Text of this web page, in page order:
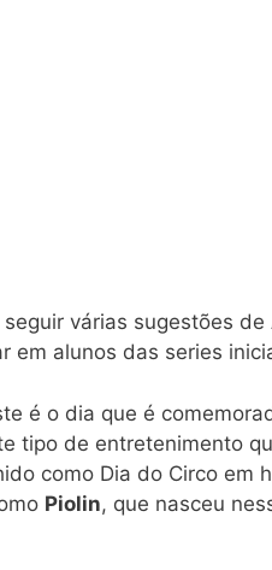
várias sugestões de
em alunos das series
é o dia que é
tipo de entretenimento
como Dia do Circo em
Piolin, que nasceu